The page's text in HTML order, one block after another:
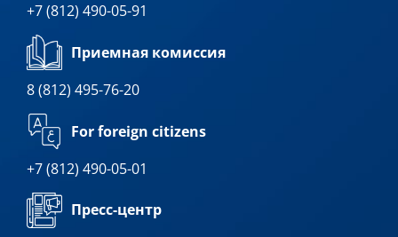
+7 (812) 490-05-91
Приемная комиссия
8 (812) 495-76-20
For foreign citizens
+7 (812) 490-05-01
Пресс-центр